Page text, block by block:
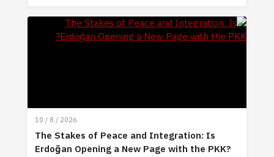
10 / 8 / 2026
The Stakes of Peace and Integration: Is
Erdoğan Opening a New Page with the PKK?